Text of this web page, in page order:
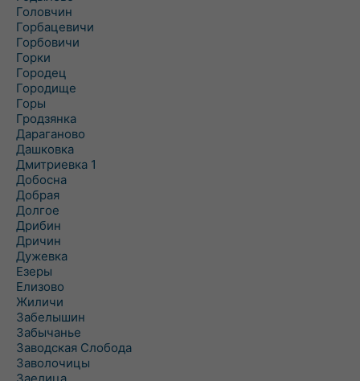
Головчин
Горбацевичи
Горбовичи
Горки
Городец
Городище
Горы
Гродзянка
Дараганово
Дашковка
Дмитриевка 1
Добосна
Добрая
Долгое
Дрибин
Дричин
Дужевка
Езеры
Елизово
Жиличи
Забелышин
Забычанье
Заводская Слобода
Заволочицы